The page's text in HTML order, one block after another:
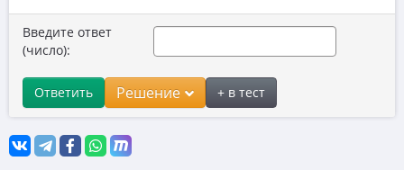
5. Теория вероятностей
6. Уравнения
7. Нахождение значений выражений
8. Производная
9. Задачи прикладного содержания
Введите ответ
(число):
Ответить Решение + в тест